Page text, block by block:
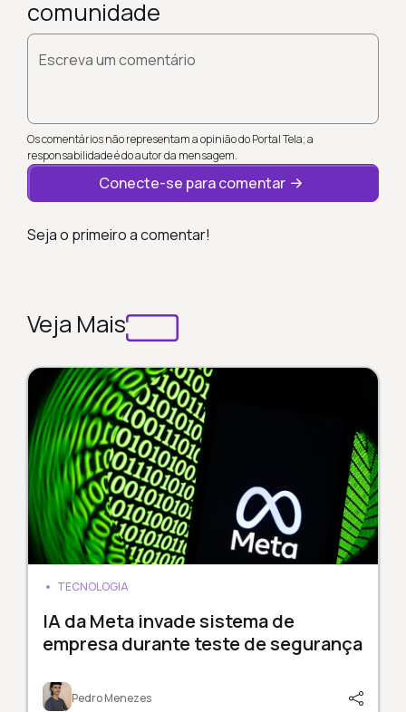
comunidade
Escreva um comentário
Os comentários não representam a opinião do Portal Tela; a
responsabilidade é do autor da mensagem.
Conecte-se para comentar
Seja o primeiro a comentar!
Veja Mais
TECNOLOGIA
IA da Meta invade sistema de
empresa durante teste de segurança
Pedro Menezes